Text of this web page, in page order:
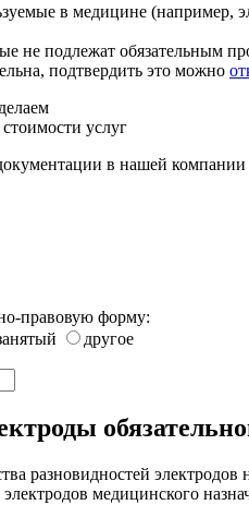
в медицине (например,
не подлежат обязательным
подтвердить это можно
услуг
в нашей
правовую форму:
другое
разновидностей
медицинского